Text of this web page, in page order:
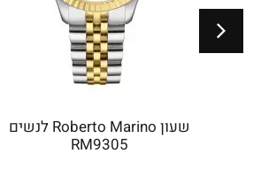
שעון Roberto Marino לנשים
RM9305